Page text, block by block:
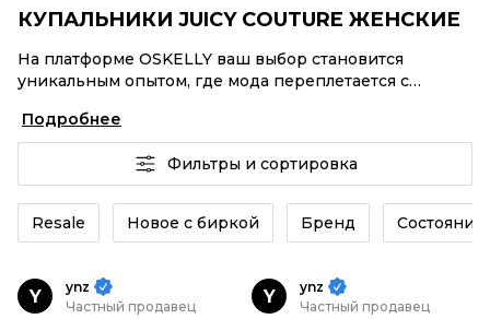
КУПАЛЬНИКИ JUICY COUTURE ЖЕНСКИЕ
На платформе OSKELLY ваш выбор становится
уникальным опытом, где мода переплетается с
аутентификация каждого заказа – Купальники JUICY
COUTURE женские от селлеров OSKELLY с быстрой
доставкой по России. Ваш стиль не ждет, и мы тоже!
Винтажные изделия или Купальники JUICY COUTURE
женские из новых коллекций – заказывайте на сайте
или в приложении OSKELLY с целой экосистемой
Подробнее
Фильтры и сортировка
Resale Новое с биркой Бренд Состояние
Y
ynz
Частный продавец
Y
ynz
Частный продавец